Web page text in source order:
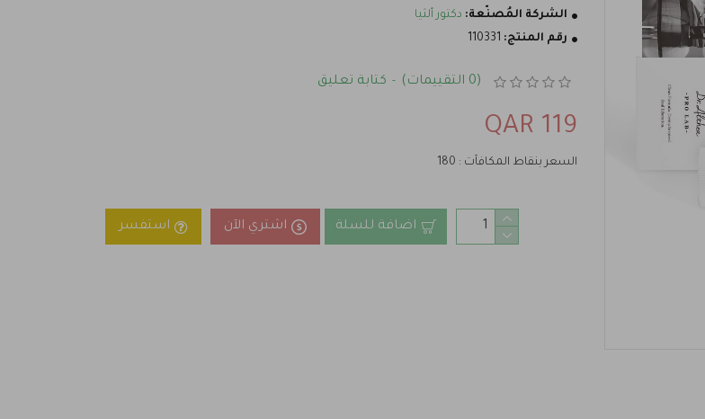
الشركة المُصنّعة: دكتور ألثيا
رقم المنتج: 110331
(0 التقييمات) - كتابة تعليق
119 QAR
السعر بنقاط المكافآت : 180
اضافة للسلة اشتري الآن استفسر